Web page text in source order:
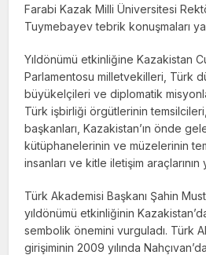
Farabi Kazak Milli Üniversitesi
Tuymebayev tebrik konuşmaları
Yıldönümü etkinliğine Kazakistan
Parlamentosu milletvekilleri, Türk
büyükelçileri ve diplomatik
Türk işbirliği örgütlerinin
başkanları, Kazakistan’ın önde
kütüphanelerinin ve müzelerinin
insanları ve kitle iletişim araçlarının
Türk Akademisi Başkanı Şahin
yıldönümü etkinliğinin
sembolik önemini vurguladı. Türk
girişiminin 2009 yılında